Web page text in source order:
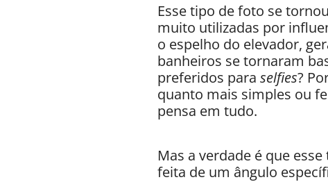
Esse tipo de foto se
muito utilizadas por
o espelho do elevador,
banheiros se tornaram
preferidos para selfies?
quanto mais simples ou
pensa em tudo.
Mas a verdade é que
feita de um ângulo